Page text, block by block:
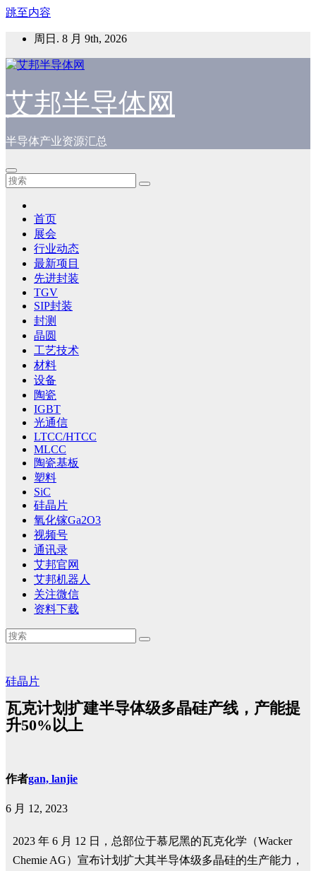
跳至内容
周日. 8 月 9th, 2026
艾邦半导体网
半导体产业资源汇总
首页
展会
行业动态
最新项目
先进封装
TGV
SIP封装
封测
晶圆
工艺技术
材料
设备
陶瓷
IGBT
光通信
LTCC/HTCC
MLCC
陶瓷基板
塑料
SiC
硅晶片
氧化镓Ga2O3
视频号
通讯录
艾邦官网
艾邦机器人
关注微信
资料下载
硅晶片
瓦克计划扩建半导体级多晶硅产线，产能提
升50%以上
作者gan, lanjie
6 月 12, 2023
2023 年 6 月 12 日，总部位于慕尼黑的瓦克化学（Wacker
Chemie AG）宣布计划扩大其半导体级多晶硅的生产能力，